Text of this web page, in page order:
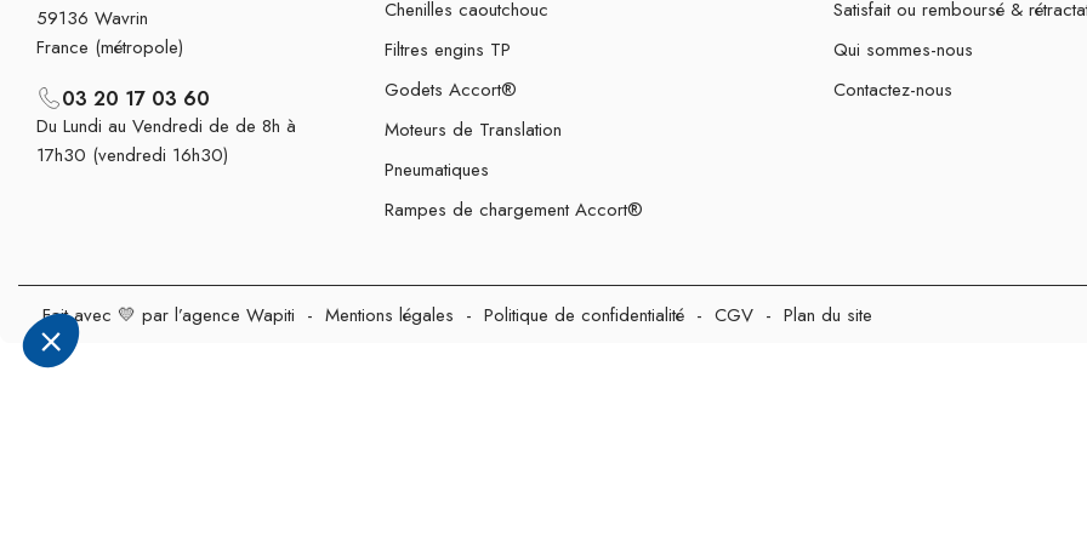
59136 Wavrin
France (métropole)
03 20 17 03 60
Du Lundi au Vendredi de de 8h à
17h30 (vendredi 16h30)
Chenilles caoutchouc
Filtres engins TP
Godets Accort®
Moteurs de Translation
Pneumatiques
Rampes de chargement Accort®
Satisfait ou remboursé &
Qui sommes-nous
Contactez-nous
Fait avec 💛 par l’agence Wapiti - Mentions légales - Politique de confidentialité - CGV - Plan du site